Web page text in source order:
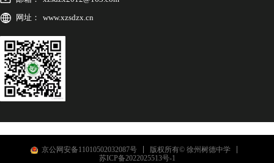
网址：
www.xzsdzx.cn
京公网安备11010502032087号
版权所有© 徐州树德中学
苏ICP备2022025513号-1